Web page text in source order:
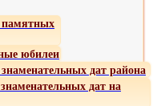
памятных
юбилеи
дат района
дат на